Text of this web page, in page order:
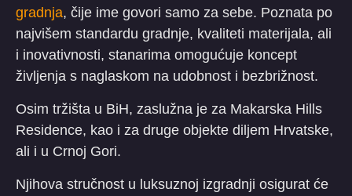
gradnja, čije ime govori samo za sebe. Poznata po
najvišem standardu gradnje, kvaliteti materijala, ali
i inovativnosti, stanarima omogućuje koncept
življenja s naglaskom na udobnost i bezbrižnost.
Osim tržišta u BiH, zaslužna je za Makarska Hills
Residence, kao i za druge objekte diljem Hrvatske,
ali i u Crnoj Gori.
Njihova stručnost u luksuznoj izgradnji osigurat će